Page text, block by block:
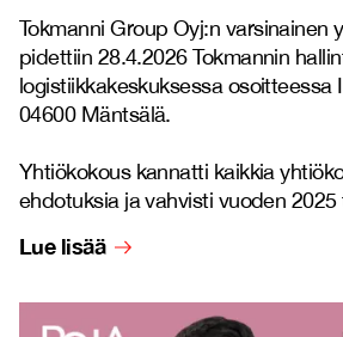
Tokmanni Group Oyj:n varsinainen
pidettiin 28.4.2026 Tokmannin
logistiikkakeskuksessa osoitteessa
04600 Mäntsälä.
Yhtiökokous kannatti kaikkia
ehdotuksia ja vahvisti vuoden
Lue lisää